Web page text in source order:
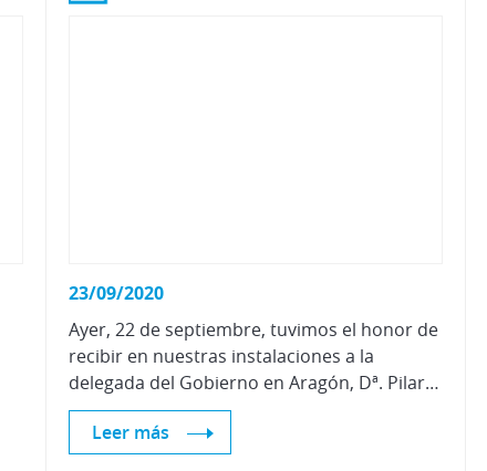
23/09/2020
Ayer, 22 de septiembre, tuvimos el honor de
recibir en nuestras instalaciones a la
delegada del Gobierno en Aragón, Dª. Pilar Alegría y al subdelegado en Zaragoza, D. Fernando Beltrán; acompañados por la primera teniente alcalde de Pedrola, Dª. Marta García.
Leer más